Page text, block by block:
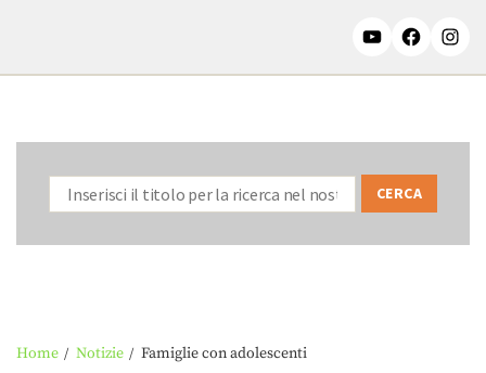
Home Notizie Famiglie con adolescenti